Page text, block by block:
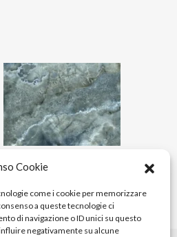
Cookie
come i cookie per memorizzare
a queste tecnologie ci
di navigazione o ID unici su questo
negativamente su alcune
Green
EK